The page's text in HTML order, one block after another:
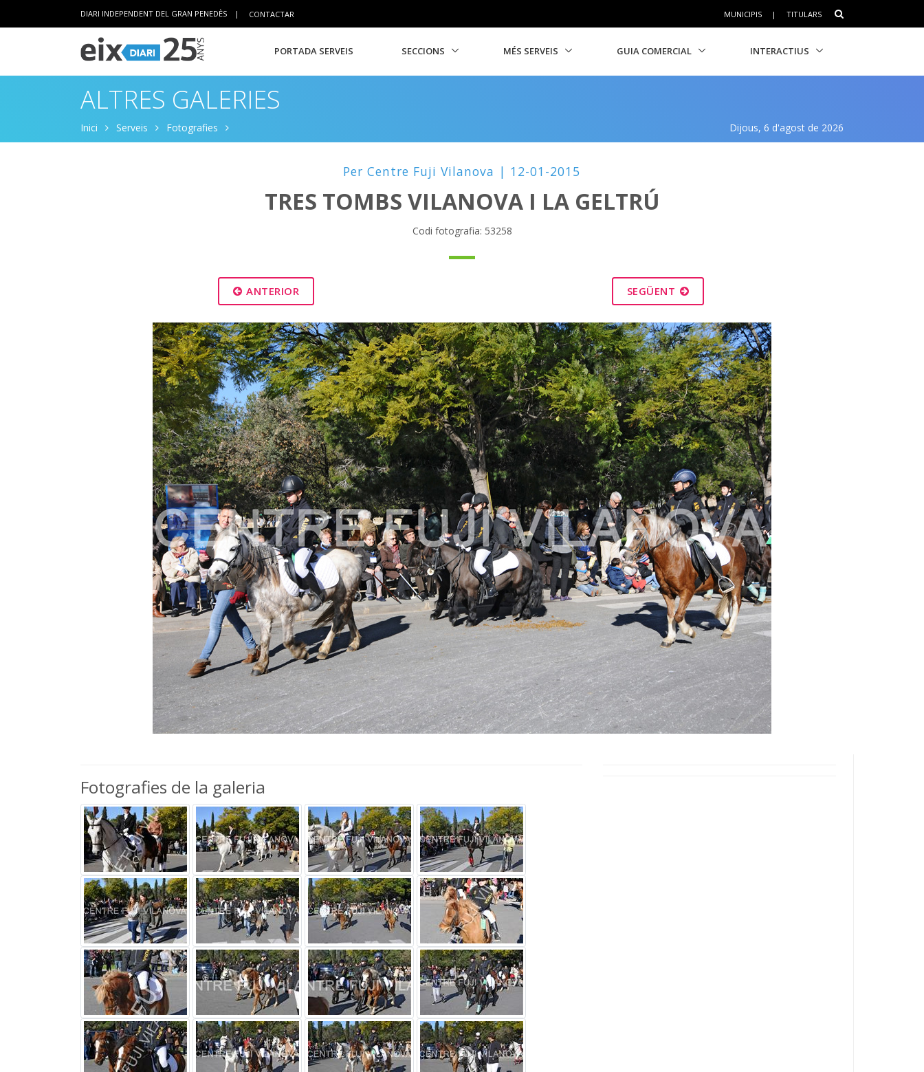
DIARI INDEPENDENT DEL GRAN PENEDÈS | CONTACTAR MUNICIPIS | TITULARS
PORTADA SERVEIS SECCIONS MÉS SERVEIS GUIA COMERCIAL INTERACTIUS
ALTRES GALERIES
Inici Serveis Fotografies Dijous, 6 d'agost de 2026
Per Centre Fuji Vilanova | 12-01-2015
TRES TOMBS VILANOVA I LA GELTRÚ
Codi fotografia: 53258
ANTERIOR SEGÜENT
Fotografies de la galeria